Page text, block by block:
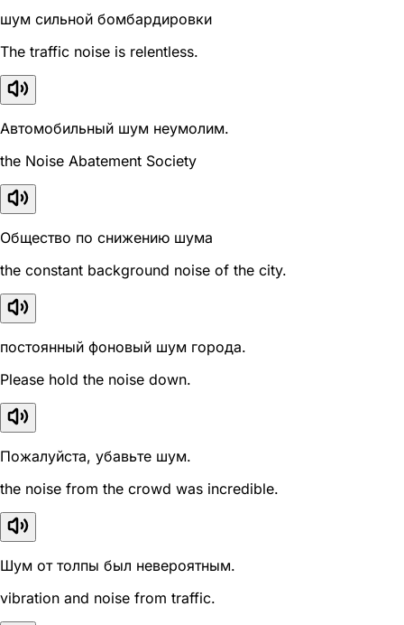
шум сильной бомбардировки
The traffic noise is relentless.
Автомобильный шум неумолим.
the Noise Abatement Society
Общество по снижению шума
the constant background noise of the city.
постоянный фоновый шум города.
Please hold the noise down.
Пожалуйста, убавьте шум.
the noise from the crowd was incredible.
Шум от толпы был невероятным.
vibration and noise from traffic.